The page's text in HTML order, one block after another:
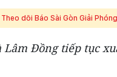
Theo dõi Báo Sài Gòn Giải
Đồng tiếp tục